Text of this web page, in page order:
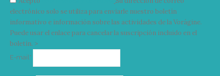
electrónico solo se utiliza para enviarle nuestro boletín
informativo e información sobre las actividades de la Vorágine.
Puede usar el enlace para cancelar la suscripción incluido en el
boletín. >
E-mail*